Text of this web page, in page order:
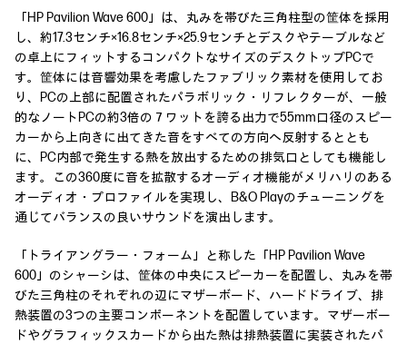
「HP Pavilion Wave 600」は、丸みを帯びた三角柱型の筐体を採用
し、約17.3センチ×16.8センチ×25.9センチとデスクやテーブルなど
の卓上にフィットするコンパクトなサイズのデスクトップPCで
す。筐体には音響効果を考慮したファブリック素材を使用してお
り、PCの上部に配置されたパラボリック・リフレクターが、一般
的なノートPCの約3倍の７ワットを誇る出力で55mm口径のスピー
カーから上向きに出てきた音をすべての方向へ反射するととも
に、PC内部で発生する熱を放出するための排気口としても機能し
ます。この360度に音を拡散するオーディオ機能がメリハリのある
オーディオ・プロファイルを実現し、B&O Playのチューニングを
通じてバランスの良いサウンドを演出します。
「トライアングラー・フォーム」と称した「HP Pavilion Wave
600」のシャーシは、筐体の中央にスピーカーを配置し、丸みを帯
びた三角柱のそれぞれの辺にマザーボード、ハードドライブ、排
熱装置の3つの主要コンポーネントを配置しています。マザーボー
ドやグラフィックスカードから出た熱は排熱装置に実装されたパ